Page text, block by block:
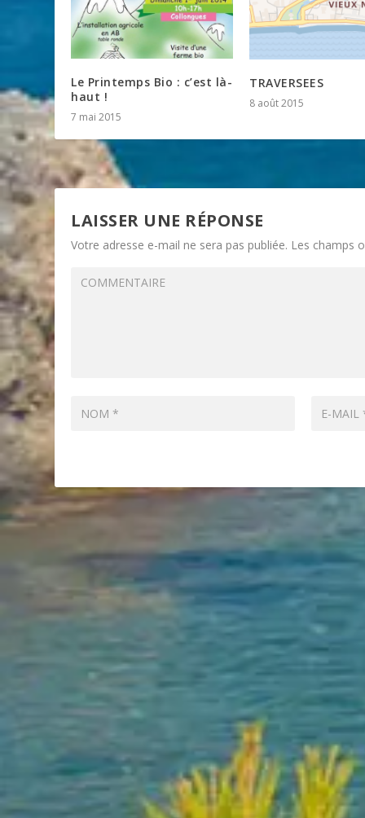
Le Printemps Bio : c’est là-
haut !
7 mai 2015
TRAVERSEES
8 août 2015
LAISSER UNE RÉPONSE
Votre adresse e-mail ne sera pas publiée. Les champs